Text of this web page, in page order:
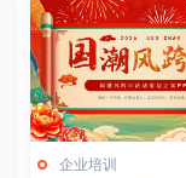
企业培训